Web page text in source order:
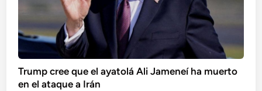
Trump cree que el ayatolá Ali Jameneí ha muerto
en el ataque a Irán